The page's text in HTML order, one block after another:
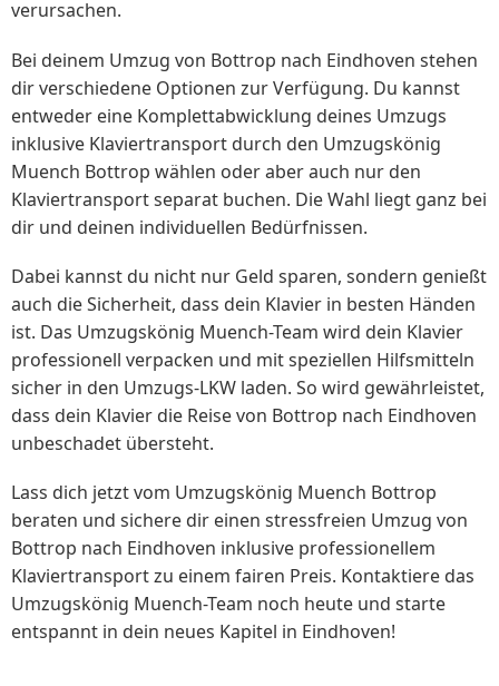
verursachen.
Bei deinem Umzug von Bottrop nach Eindhoven stehen
dir verschiedene Optionen zur Verfügung. Du kannst
entweder eine Komplettabwicklung deines Umzugs
inklusive Klaviertransport durch den Umzugskönig
Muench Bottrop wählen oder aber auch nur den
Klaviertransport separat buchen. Die Wahl liegt ganz bei
dir und deinen individuellen Bedürfnissen.
Dabei kannst du nicht nur Geld sparen, sondern genießt
auch die Sicherheit, dass dein Klavier in besten Händen
ist. Das Umzugskönig Muench-Team wird dein Klavier
professionell verpacken und mit speziellen Hilfsmitteln
sicher in den Umzugs-LKW laden. So wird gewährleistet,
dass dein Klavier die Reise von Bottrop nach Eindhoven
unbeschadet übersteht.
Lass dich jetzt vom Umzugskönig Muench Bottrop
beraten und sichere dir einen stressfreien Umzug von
Bottrop nach Eindhoven inklusive professionellem
Klaviertransport zu einem fairen Preis. Kontaktiere das
Umzugskönig Muench-Team noch heute und starte
entspannt in dein neues Kapitel in Eindhoven!